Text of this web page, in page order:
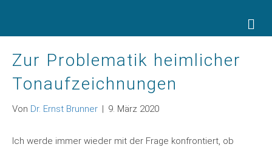
Zur Problematik heimlicher
Tonaufzeichnungen
Von Dr. Ernst Brunner | 9. März 2020
Ich werde immer wieder mit der Frage konfrontiert, ob